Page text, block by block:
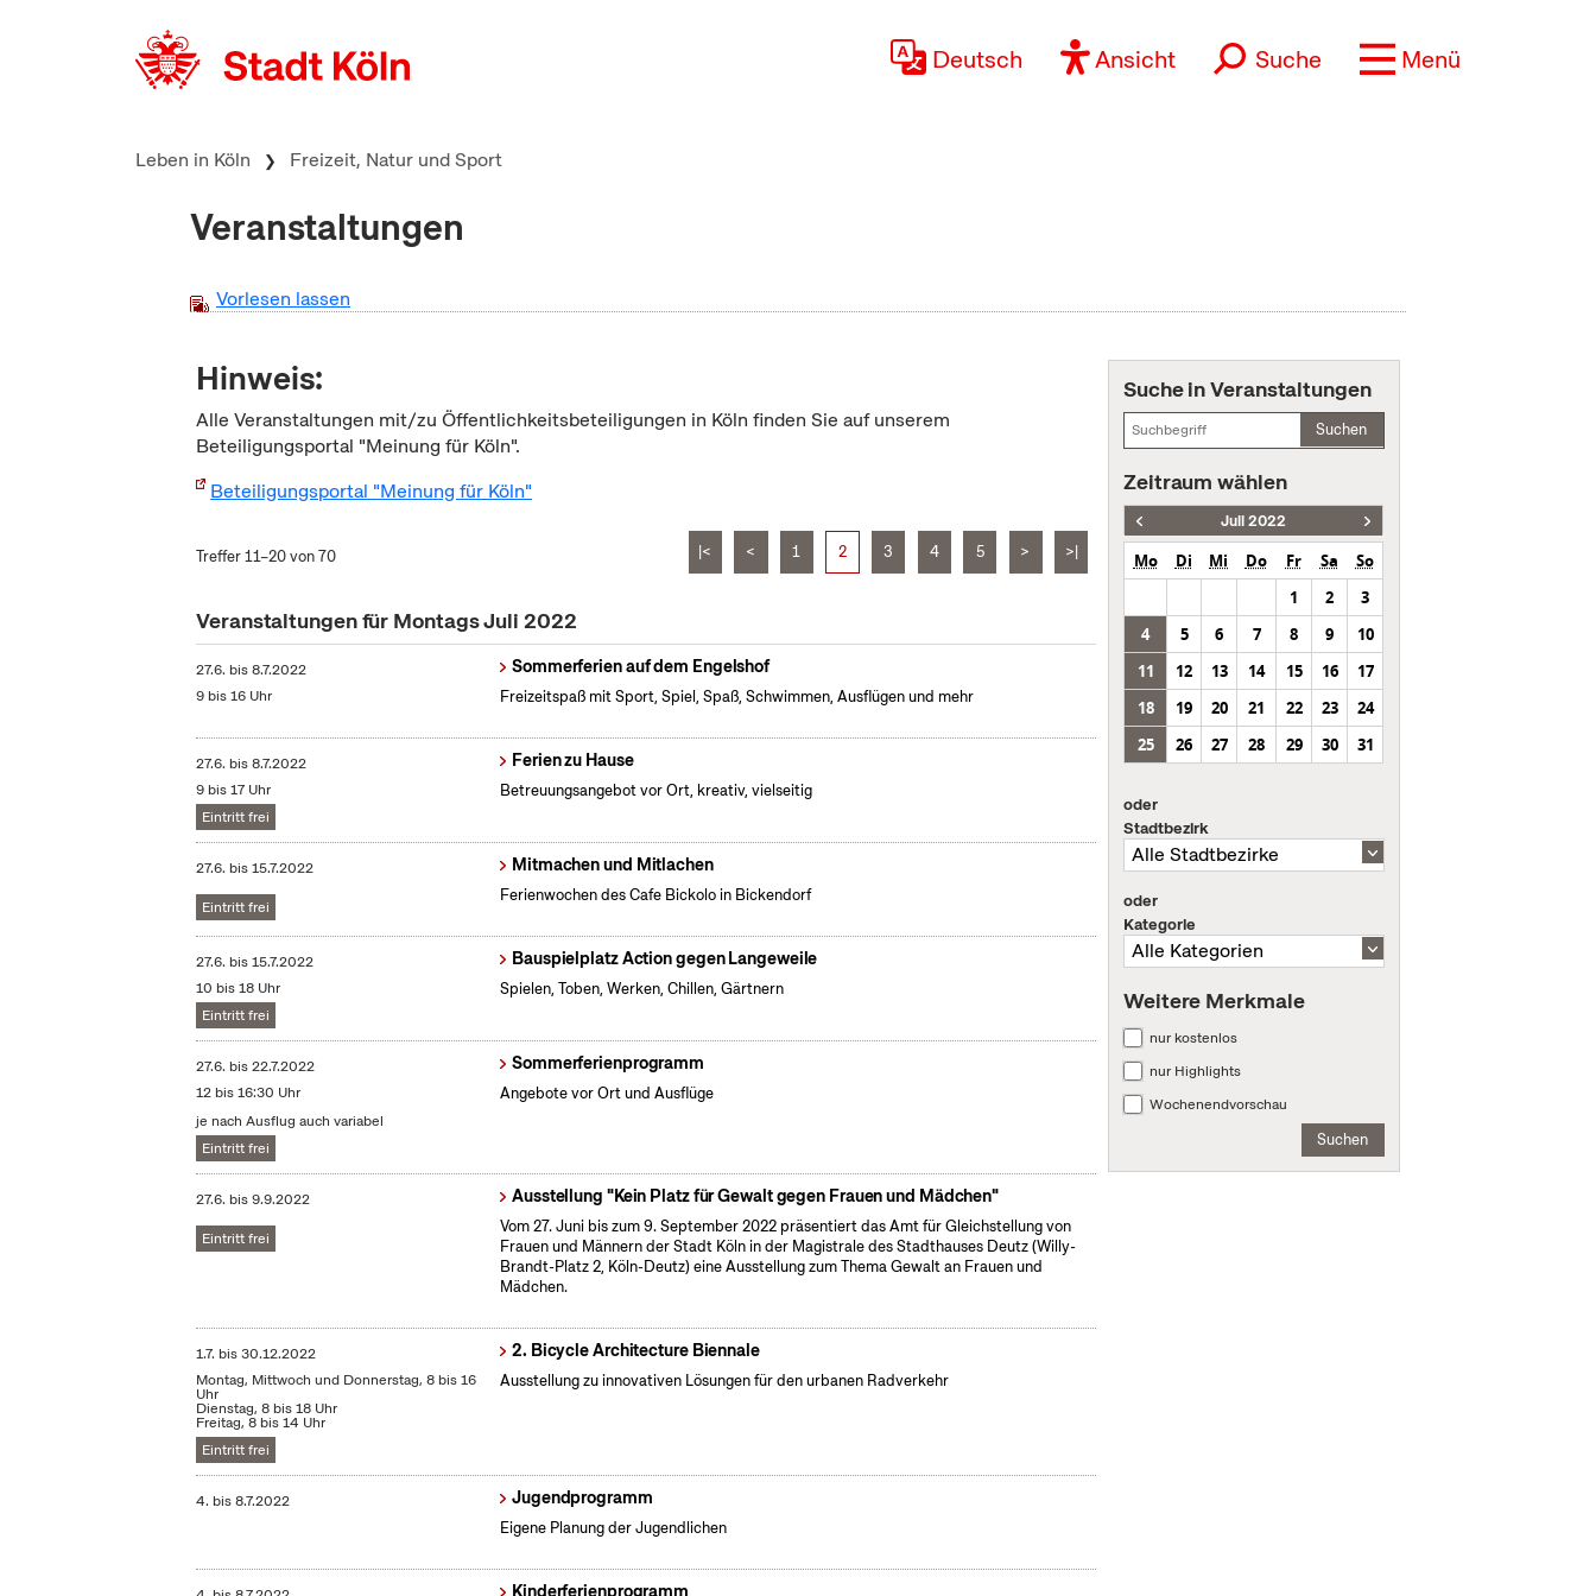
Deutsch Ansicht Suche Menü
Leben in Köln Freizeit, Natur und Sport
Veranstaltungen
Vorlesen lassen
Hinweis:
Alle Veranstaltungen mit/zu Öffentlichkeitsbeteiligungen in Köln finden Sie auf unserem
Beteiligungsportal "Meinung für Köln".
Beteiligungsportal "Meinung für Köln"
Treffer 11–20 von 70 |< < 1 2 3 4 5 > >|
Veranstaltungen für Montags Juli 2022
27.6. bis8.7.2022
9 bis 16 Uhr
Sommerferien auf dem Engelshof
Freizeitspaß mit Sport, Spiel, Spaß, Schwimmen, Ausflügen und mehr
27.6. bis8.7.2022
9 bis 17 Uhr
Eintritt frei
Ferien zu Hause
Betreuungsangebot vor Ort, kreativ, vielseitig
27.6. bis15.7.2022
Eintritt frei
Mitmachen und Mitlachen
Ferienwochen des Cafe Bickolo in Bickendorf
27.6. bis15.7.2022
10 bis 18 Uhr
Eintritt frei
Bauspielplatz Action gegen Langeweile
Spielen, Toben, Werken, Chillen, Gärtnern
27.6. bis22.7.2022
12 bis 16:30 Uhr
je nach Ausflug auch variabel
Eintritt frei
Sommerferienprogramm
Angebote vor Ort und Ausflüge
27.6. bis9.9.2022
Eintritt frei
Ausstellung "Kein Platz für Gewalt gegen Frauen und Mädchen"
Vom 27. Juni bis zum 9. September 2022 präsentiert das Amt für Gleichstellung von
Frauen und Männern der Stadt Köln in der Magistrale des Stadthauses Deutz (Willy-
Brandt-Platz 2, Köln-Deutz) eine Ausstellung zum Thema Gewalt an Frauen und
Mädchen.
1.7. bis30.12.2022
Montag, Mittwoch und Donnerstag, 8 bis 16
Uhr
Dienstag, 8 bis 18 Uhr
Freitag, 8 bis 14 Uhr
Eintritt frei
2. Bicycle Architecture Biennale
Ausstellung zu innovativen Lösungen für den urbanen Radverkehr
4. bis8.7.2022 Jugendprogramm
Eigene Planung der Jugendlichen
Kinderferienprogramm
Suche in Veranstaltungen
Suchen
Zeitraum wählen
Juli 2022
Mo Di Mi Do Fr Sa
So
1
2
3
4
5 6 7 8 9
10
11
12 13 14 15 16
17
18
19 20 21 22 23
24
25
26 27 28 29 30 31
oder
Stadtbezirk
oder
Kategorie
Weitere Merkmale
nur kostenlos
nur Highlights
Wochenendvorschau
Suchen